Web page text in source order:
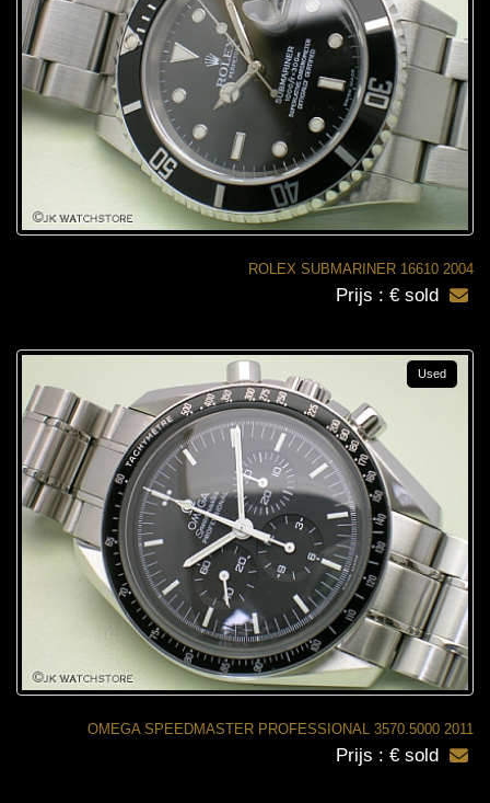
ROLEX SUBMARINER 16610 2004
Prijs : € sold
OMEGA SPEEDMASTER PROFESSIONAL 3570.5000 2011
Used
Prijs : € sold